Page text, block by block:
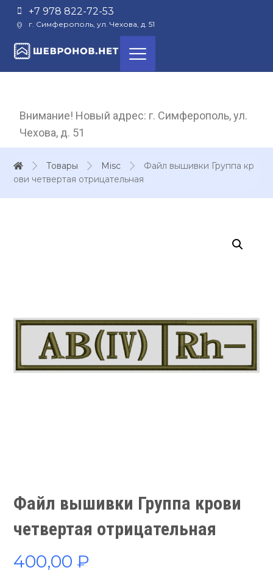
+7 978 822-72-53
г. Симферополь, ул. Чехова, д. 51
Внимание! Новый адрес: г. Симферополь, ул.
Чехова, д. 51
Товары Misc
Файл вышивки Группа кр
ови четвертая отрицательная
Файл вышивки Группа крови
четвертая отрицательная
400,00₽